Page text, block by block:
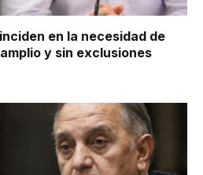
en la necesidad de
y sin exclusiones